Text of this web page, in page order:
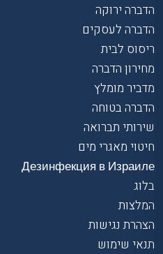
הדברה ירוקה
הדברה לעסקים
ריסוס לבית
מחירון הדברה
מדביר מומלץ
הדברה בטוחה
שירותי תברואה
חיטוי מאגרי מים
Дезинфекция в Израиле
בלוג
המלצות
הצהרת נגישות
תנאי שימוש